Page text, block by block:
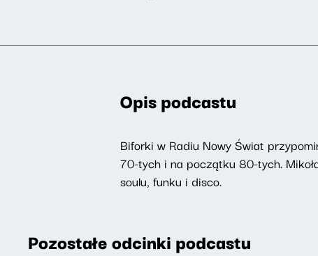
Opis podcastu
Biforki w Radiu Nowy Świat
70-tych i na początku 80-tych.
soulu, funku i disco.
Pozostałe odcinki podcastu